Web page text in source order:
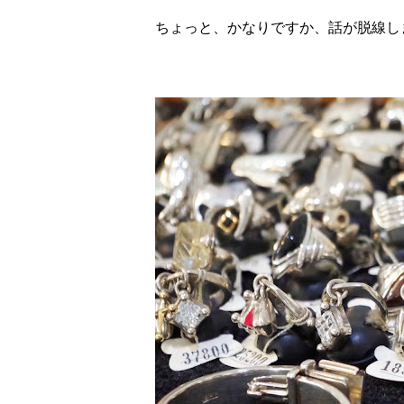
ちょっと、かなりですか、話が脱線